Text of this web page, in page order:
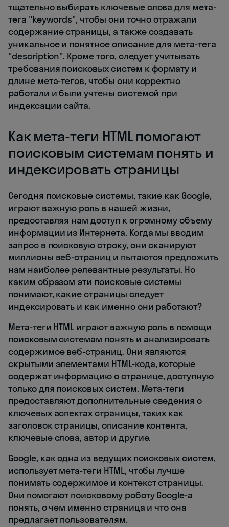
тщательно выбирать ключевые слова для мета-
тега "keywords", чтобы они точно отражали
содержание страницы, а также создавать
уникальное и понятное описание для мета-тега
"description". Кроме того, следует учитывать
требования поисковых систем к формату и
длине мета-тегов, чтобы они корректно
работали и были учтены системой при
индексации сайта.
Как мета-теги HTML помогают
поисковым системам понять и
индексировать страницы
Сегодня поисковые системы, такие как Google,
играют важную роль в нашей жизни,
предоставляя нам доступ к огромному объему
информации из Интернета. Когда мы вводим
запрос в поисковую строку, они сканируют
миллионы веб-страниц и пытаются предложить
нам наиболее релевантные результаты. Но
каким образом эти поисковые системы
понимают, какие страницы следует
индексировать и как именно они работают?
Мета-теги HTML играют важную роль в помощи
поисковым системам понять и анализировать
содержимое веб-страниц. Они являются
скрытыми элементами HTML-кода, которые
содержат информацию о странице, доступную
только для поисковых систем. Мета-теги
предоставляют дополнительные сведения о
ключевых аспектах страницы, таких как
заголовок страницы, описание контента,
ключевые слова, автор и другие.
Google, как одна из ведущих поисковых систем,
использует мета-теги HTML, чтобы лучше
понимать содержимое и контекст страницы.
Они помогают поисковому роботу Google-а
понять, о чем именно страница и что она
предлагает пользователям.